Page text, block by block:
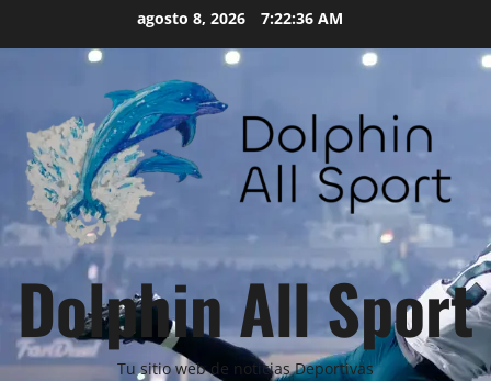
agosto 8, 2026 7:22:37 AM
Dolphin All Sport
Tu sitio web de noticias Deportivas